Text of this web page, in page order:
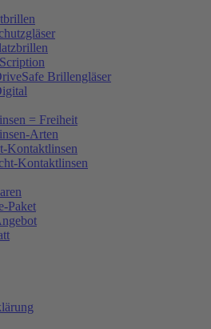
Brillengläser
= Freiheit
Arten
Kontaktlinsen
Kontaktlinsen
Paket